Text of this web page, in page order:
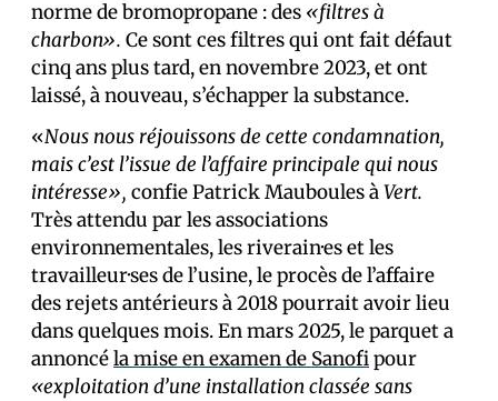
norme de bromopropane : des «filtres à
charbon». Ce sont ces filtres qui ont fait défaut
cinq ans plus tard, en novembre 2023, et ont
laissé, à nouveau, s’échapper la substance.
«Nous nous réjouissons de cette condamnation,
mais c’est l’issue de l’affaire principale qui nous
intéresse», confie Patrick Mauboules àVert.
Très attendu par les associations
environnementales, les riverain·es et les
travailleur·ses de l’usine, le procès de l’affaire
des rejets antérieurs à 2018 pourrait avoir lieu
dans quelques mois. En mars 2025, le parquet a
annoncéla mise en examen de Sanofipour
«exploitation d’une installation classée sans